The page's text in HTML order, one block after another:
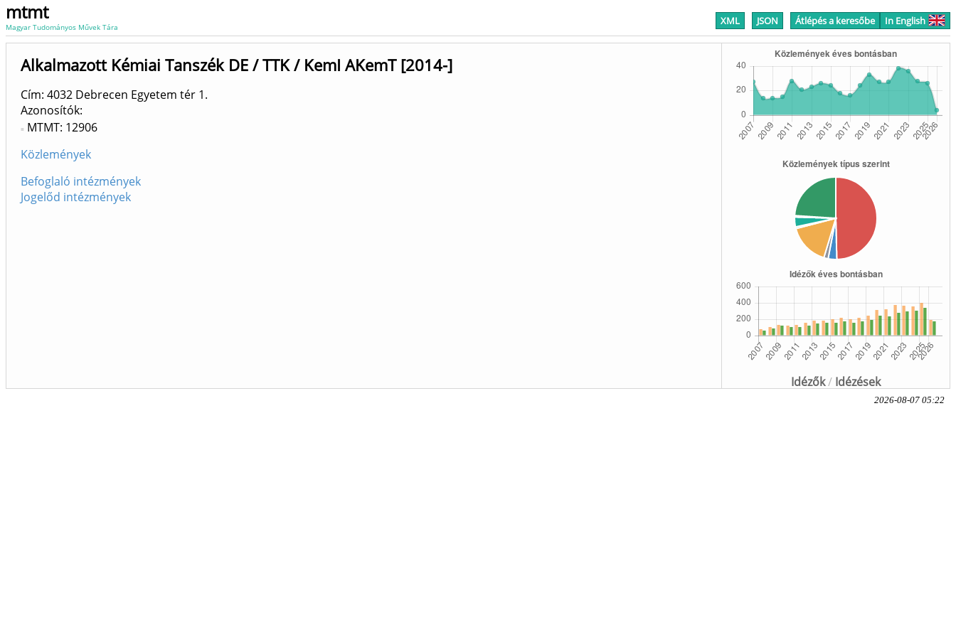
mtmt
Magyar Tudományos Művek Tára XML JSON Átlépés a keresőbe In English
Idézők/ Idézések
Alkalmazott Kémiai Tanszék DE / TTK / KemI AKemT [2014-]
Cím: 4032 Debrecen Egyetem tér 1.
Azonosítók
MTMT: 12906
Közlemények
Befoglaló intézmények
Jogelőd intézmények
2026-08-07 05:22